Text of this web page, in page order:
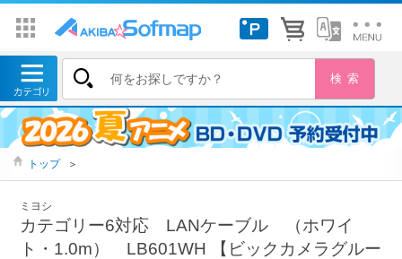
トップ ＞
ミヨシ
カテゴリー6対応 LANケーブル （ホワイ
ト・1.0m） LB601WH 【ビックカメラグルー